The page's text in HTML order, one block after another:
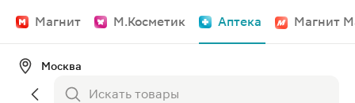
Магнит М.Косметик Аптека Магнит
Москва